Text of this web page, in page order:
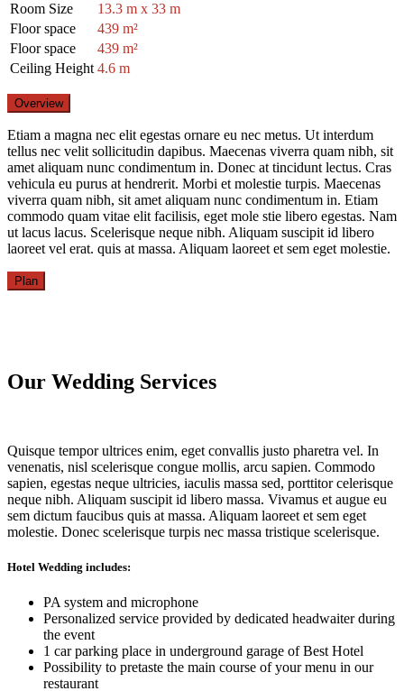
Room Size
13.3 m x 33 m
Floor space
439 m²
Floor space
439 m²
Ceiling Height 4.6 m
Overview
Etiam a magna nec elit egestas ornare eu nec metus. Ut interdum
tellus nec velit sollicitudin dapibus. Maecenas viverra quam nibh, sit
amet aliquam nunc condimentum in. Donec at tincidunt lectus. Cras
vehicula eu purus at hendrerit. Morbi et molestie turpis. Maecenas
viverra quam nibh, sit amet aliquam nunc condimentum in. Etiam
commodo quam vitae elit facilisis, eget mole stie libero egestas. Nam
ut lacus lacus. Scelerisque neque nibh. Aliquam suscipit id libero
laoreet vel erat. quis at massa. Aliquam laoreet et sem eget molestie.
Plan
Our Wedding Services
Quisque tempor ultrices enim, eget convallis justo pharetra vel. In
venenatis, nisl scelerisque congue mollis, arcu sapien. Commodo
sapien, egestas neque ultricies, iaculis massa sed, porttitor celerisque
neque nibh. Aliquam suscipit id libero massa. Vivamus et augue eu
sem dictum faucibus quis at massa. Aliquam laoreet et sem eget
molestie. Donec scelerisque turpis nec massa tristique scelerisque.
Hotel Wedding includes:
PA system and microphone
Personalized service provided by dedicated headwaiter during
the event
1 car parking place in underground garage of Best Hotel
Possibility to pretaste the main course of your menu in our
restaurant